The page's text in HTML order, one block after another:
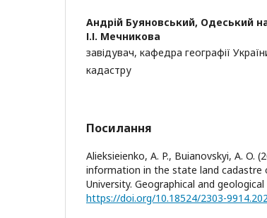
Андрій Буяновський, Одеський
І.І. Мечникова
завідувач, кафедра географії
кадастру
Посилання
Alieksieienko, A. P., Buianovskyi, A. O.
information in the state land cadastre
University. Geographical and
https://doi.org/10.18524/2303-